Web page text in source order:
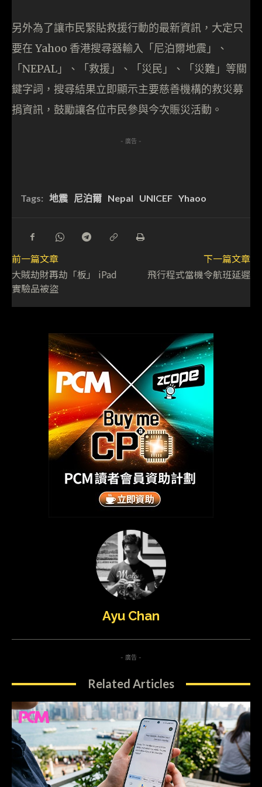
另外為了讓市民緊貼救援行動的最新資訊，大定只
要在 Yahoo 香港搜尋器輸入「尼泊爾地震」、
「NEPAL 」、
「救援」、「災民」、「災難」等關
鍵字詞，搜尋結果立即顯示主要慈善機構的救災募
捐資訊，鼓勵讓各位市民參與今次賑災活動。
- 廣告 -
Tags: 地震 尼泊爾 Nepal UNICEF Yhaoo
前一篇文章
大賊劫財再劫「板」 iPad
實驗品被盜
下一篇文章
飛行程式當機令航班延遲
Ayu Chan
- 廣告 -
Related Articles